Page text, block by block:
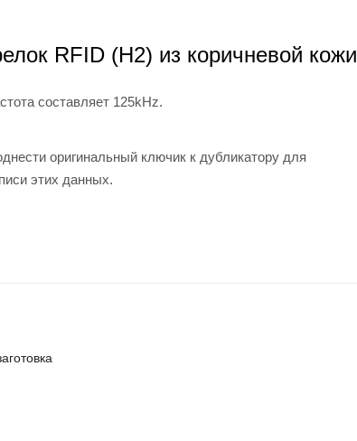
RFID (H2) из коричневой кожи
составляет 125kHz.
оригинальный ключик к дубликатору для
этих данных.